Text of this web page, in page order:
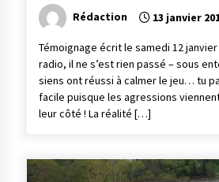
Rédaction 13 janvier
Témoignage écrit le samedi 12
radio, il ne s’est rien passé – sous
siens ont réussi à calmer le jeu… tu
facile puisque les agressions
leur côté ! La réalité […]